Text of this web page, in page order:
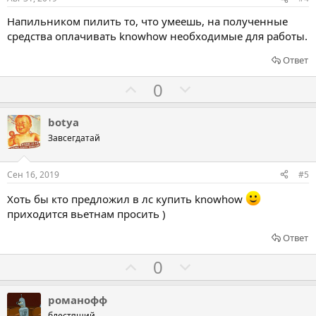
в
в
а
т
з
а
в
а
т
п
р
в
Напильником пилить то, что умеешь, на полученные
средства оплачивать knowhow необходимые для работы.
Ответ
о
с
в
а
т
з
а
0
о
с
в
а
п
р
botya
Завсегдатай
Сен 16, 2019 #5
Хоть бы кто предложил в лс купить knowhow
приходится вьетнам просить )
Ответ
о
0
о
романофф